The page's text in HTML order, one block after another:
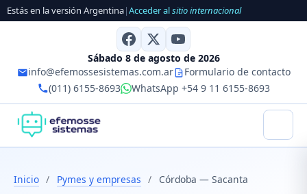
Estás en la versión Argentina|Acceder alsitio internacional
Sábado 8 de agosto de 2026
info@efemossesistemas.com.ar
Formulario de contacto
(011) 6155-8693
WhatsApp +54 9 11 6155-8693
Inicio / Pymes y empresas / Córdoba — Sacanta